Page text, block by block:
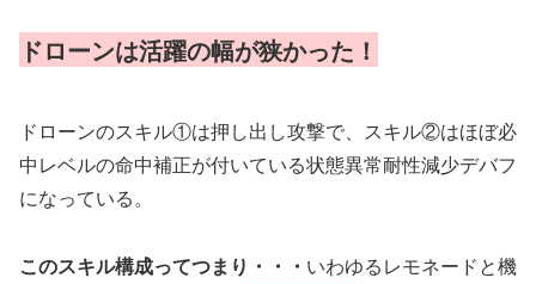
ドローンは活躍の幅が狭かった！
ドローンのスキル①は押し出し攻撃で、スキル②はほぼ必
中レベルの命中補正が付いている状態異常耐性減少デバフ
になっている。
このスキル構成ってつまり・・・ いわゆるレモネードと機